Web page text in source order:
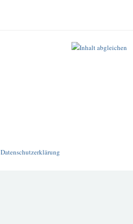
Datenschutzerklärung